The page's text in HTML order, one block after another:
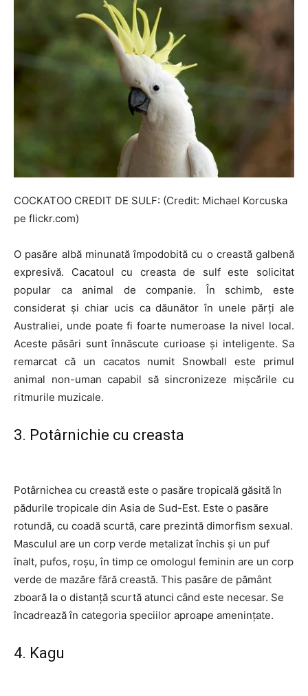
COCKATOO CREDIT DE SULF: (Credit: Michael Korcuska
pe flickr.com)
O pasăre albă minunată împodobită cu o creastă galbenă
expresivă. Cacatoul cu creasta de sulf este solicitat
popular ca animal de companie. În schimb, este
considerat și chiar ucis ca dăunător în unele părți ale
Australiei, unde poate fi foarte numeroase la nivel local.
Aceste păsări sunt înnăscute curioase și inteligente. Sa
remarcat că un cacatos numit Snowball este primul
animal non-uman capabil să sincronizeze mișcările cu
ritmurile muzicale.
3. Potârnichie cu creasta
Potârnichea cu creastă este o pasăre tropicală găsită în
pădurile tropicale din Asia de Sud-Est. Este o pasăre
rotundă, cu coadă scurtă, care prezintă dimorfism sexual.
Masculul are un corp verde metalizat închis și un puf
înalt, pufos, roșu, în timp ce omologul feminin are un corp
verde de mazăre fără creastă. This pasăre de pământ
zboară la o distanță scurtă atunci când este necesar. Se
încadrează în categoria speciilor aproape amenințate.
4. Kagu